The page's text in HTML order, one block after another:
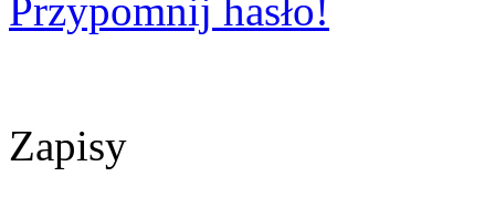
Przypomnij hasło!
Zapisy